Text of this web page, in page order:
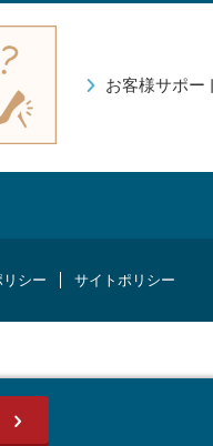
お客様サポー
シー サイトポリシー